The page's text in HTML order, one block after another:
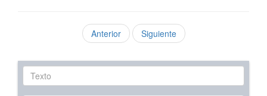
Anterior Siguiente
Texto